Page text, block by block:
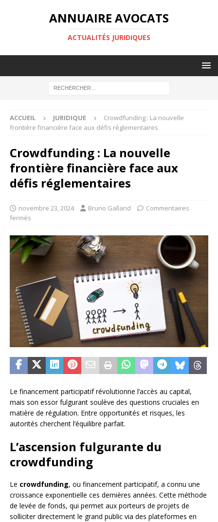
ANNUAIRE AVOCATS
ACTUALITÉS JURIDIQUES
ACCUEIL JURIDIQUE
Crowdfunding : La nouvelle
frontière financière face aux défis réglementaires
Crowdfunding : La nouvelle
frontière financière face aux
défis réglementaires
novembre 23, 2024 Bruno Galland
Commentaires
fermés
Le financement participatif révolutionne l’accès au capital,
mais son essor fulgurant soulève des questions cruciales en
matière de régulation. Entre opportunités et risques, les
autorités cherchent l’équilibre parfait.
L’ascension fulgurante du
crowdfunding
Le crowdfunding, ou financement participatif, a connu une
croissance exponentielle ces dernières années. Cette méthode
de levée de fonds, qui permet aux porteurs de projets de
solliciter directement le grand public via des plateformes en